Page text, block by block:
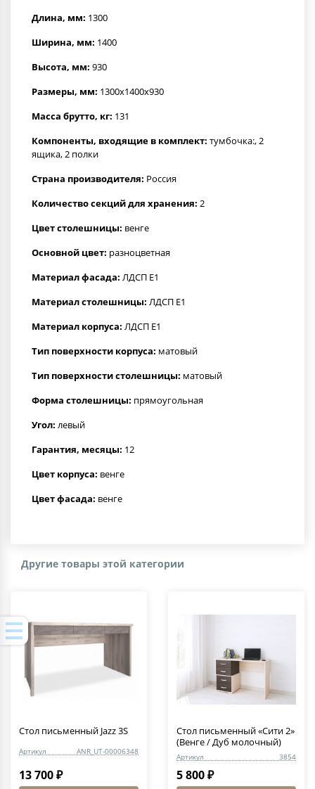
Длина, мм: 1300
Ширина, мм: 1400
Высота, мм: 930
Размеры, мм: 1300x1400x930
Масса брутто, кг: 131
Компоненты, входящие в комплект: тумбочка:, 2
ящика, 2 полки
Страна производителя: Россия
Количество секций для хранения: 2
Цвет столешницы: венге
Основной цвет: разноцветная
Материал фасада: ЛДСП Е1
Материал столешницы: ЛДСП Е1
Материал корпуса: ЛДСП Е1
Тип поверхности корпуса: матовый
Тип поверхности столешницы: матовый
Форма столешницы: прямоугольная
Угол: левый
Гарантия, месяцы: 12
Цвет корпуса: венге
Цвет фасада: венге
Другие товары этой категории
Стол письменный Jazz 3S
Артикул ANR_UT-00006348
13 700 ₽
Стол письменный «Сити 2»
(Венге / Дуб молочный)
Артикул 3854
5 800 ₽